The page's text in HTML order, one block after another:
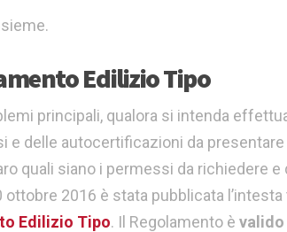
Edilizio Tipo
principali, qualora si intenda
e delle autocertificazioni da
quali siano i permessi da richiedere
ottobre 2016 è stata pubblicata
Edilizio Tipo. Il Regolamento è